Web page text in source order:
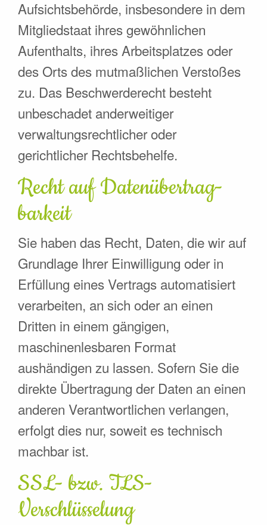
Aufsichtsbehörde, insbesondere in dem
Mitgliedstaat ihres gewöhnlichen
Aufenthalts, ihres Arbeitsplatzes oder
des Orts des mutmaßlichen Verstoßes
zu. Das Beschwerderecht besteht
unbeschadet anderweitiger
verwaltungsrechtlicher oder
gerichtlicher Rechtsbehelfe.
Recht auf Daten­übertrag­
barkeit
Sie haben das Recht, Daten, die wir auf
Grundlage Ihrer Einwilligung oder in
Erfüllung eines Vertrags automatisiert
verarbeiten, an sich oder an einen
Dritten in einem gängigen,
maschinenlesbaren Format
aushändigen zu lassen. Sofern Sie die
direkte Übertragung der Daten an einen
anderen Verantwortlichen verlangen,
erfolgt dies nur, soweit es technisch
machbar ist.
SSL- bzw. TLS-
Verschlüsselung